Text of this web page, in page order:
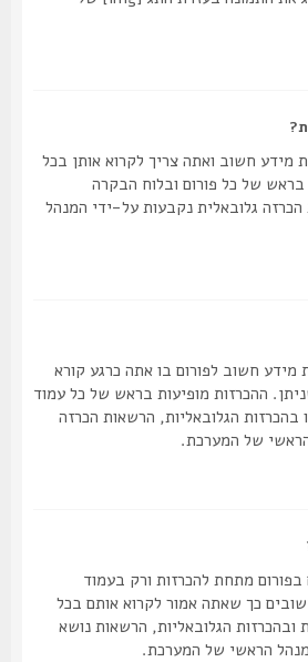
חשוב ואתה צריך לקרוא אותן בכל
של כל פורום ובלוח הבקרה
גלובאלית נקבעות על-ידי המנהל
חשוב לפורום בו אתה כרגע קורא
ההכרזות מופיעות בראש של כל עמוד
הגלובאליות, הרשאות הכרזה
של המערכת.
מתחת להכרזות ורק בעמוד
כך שאתה אמור לקרוא אותם בכל
הגלובאליות, הרשאות נושא
הראשי של המערכת.